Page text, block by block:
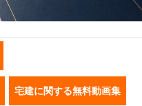
宅建に関する無料動画集